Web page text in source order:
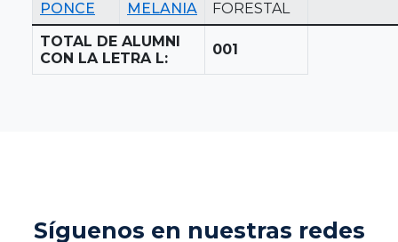
PONCE
MELANIA
FORESTAL
TOTAL DE ALUMNI
CON LA LETRA L:
001
Síguenos en nuestras redes